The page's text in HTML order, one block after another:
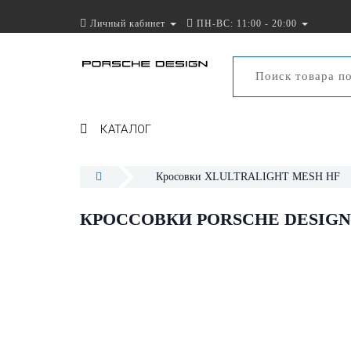
Личный кабинет ПН-ВС: 11:00 - 20:00
КАТАЛОГ
Кросовки XLULTRALIGHT MESH HF
КРОССОВКИ PORSCHE